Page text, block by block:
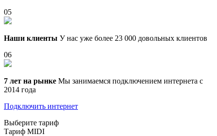
05
Наши клиенты У нас уже более 23 000 довольных клиентов
06
7 лет на рынке Мы занимаемся подключением интернета с
2014 года
Подключить интернет
Выберите тариф
Тариф MIDI